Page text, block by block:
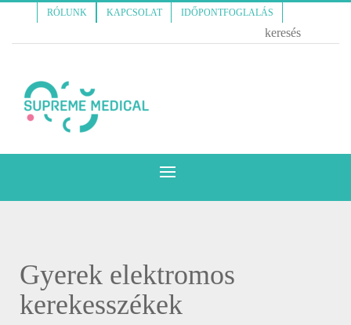
RÓLUNK KAPCSOLAT IDŐPONTFOGLALÁS
Gyerek elektromos
kerekesszékek